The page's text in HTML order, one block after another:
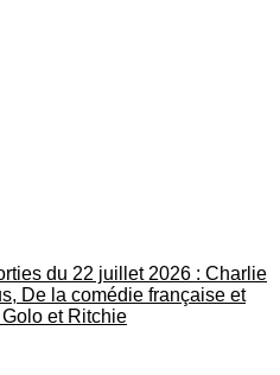
du 22 juillet 2026 : Charlie
De la comédie française et
et Ritchie